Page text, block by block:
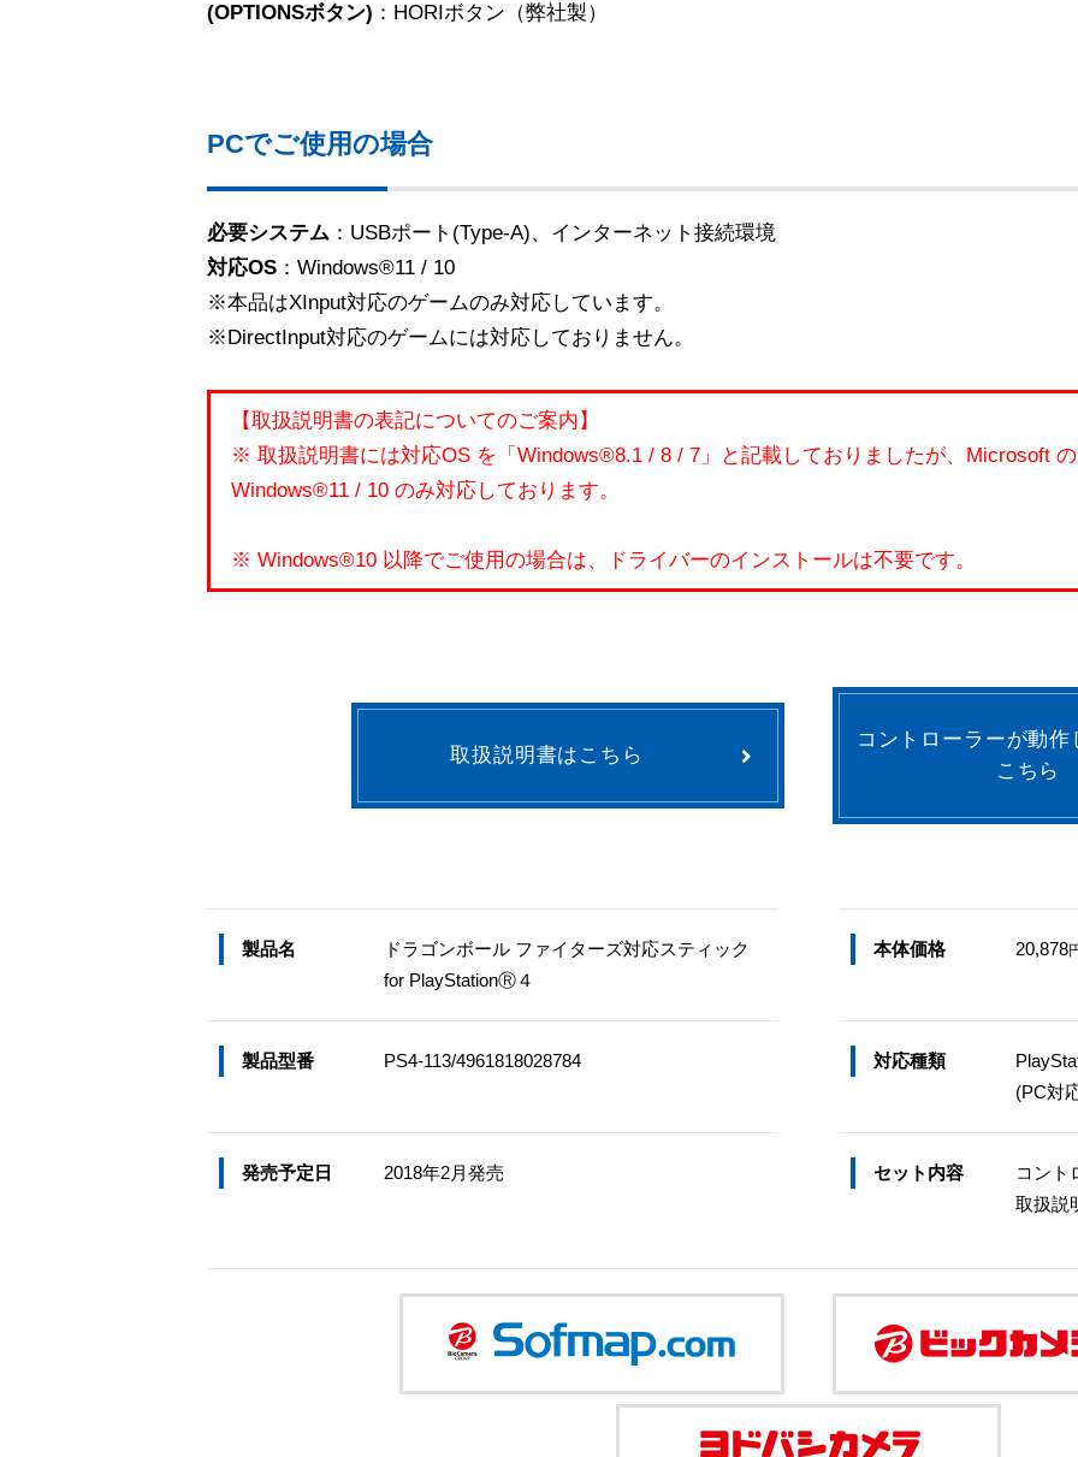
(OPTIONSボタン) ：HORIボタン（弊社製）
PCでご使用の場合
必要システム ：USBポート(Type-A)、インターネット接続環境
対応OS ：Windows®11 / 10
※本品はXInput対応のゲームのみ対応しています。
※DirectInput対応のゲームには対応しておりません。
【取扱説明書の表記についてのご案内】
※ 取扱説明書には対応OS を「Windows®8.1 / 8 / 7」と記載しておりましたが、Microsoft
Windows®11 / 10 のみ対応しております。
※ Windows®10 以降でご使用の場合は、ドライバーのインストールは不要です。
取扱説明書はこちら
コントローラーが動作
こちら
製品名
ドラゴンボール ファイターズ対応スティック
for PlayStationⓇ４
本体価格 20,878
製品型番 PS4-113/4961818028784 対応種類
(PC対
発売予定日 2018年2月発売 セット内容
コント
取扱説